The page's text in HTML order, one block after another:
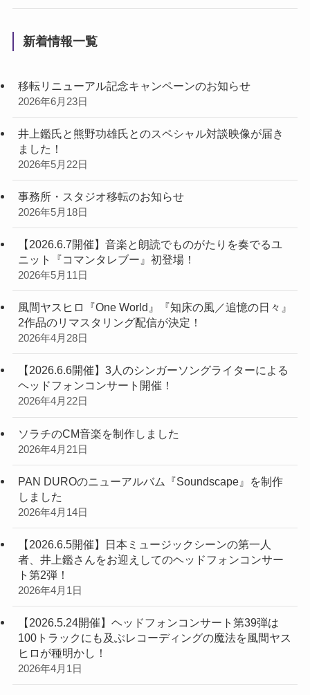
新着情報一覧
移転リニューアル記念キャンペーンのお知らせ
2026年6月23日
井上鑑氏と熊野功雄氏とのスペシャル対談映像が届き
ました！
2026年5月22日
事務所・スタジオ移転のお知らせ
2026年5月18日
【2026.6.7開催】音楽と朗読でものがたりを奏でるユ
ニット『コマンタレブー』初登場！
2026年5月11日
風間ヤスヒロ『One World』『知床の風／追憶の日々』
2作品のリマスタリング配信が決定！
2026年4月28日
【2026.6.6開催】3人のシンガーソングライターによる
ヘッドフォンコンサート開催！
2026年4月22日
ソラチのCM音楽を制作しました
2026年4月21日
PAN DUROのニューアルバム『Soundscape』を制作
しました
2026年4月14日
【2026.6.5開催】日本ミュージックシーンの第一人
者、井上鑑さんをお迎えしてのヘッドフォンコンサー
ト第2弾！
2026年4月1日
【2026.5.24開催】ヘッドフォンコンサート第39弾は
100トラックにも及ぶレコーディングの魔法を風間ヤス
ヒロが種明かし！
2026年4月1日